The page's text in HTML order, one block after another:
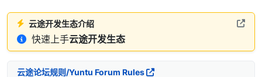
云途开发生态介绍
快速上手云途开发生态
云途论坛规则/Yuntu Forum Rules